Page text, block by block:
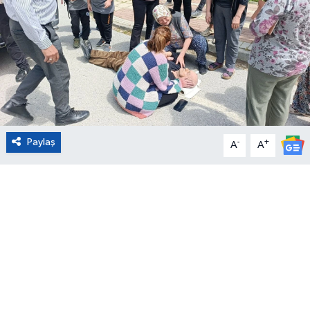
Paylaş A- A+
Eğitim
Sağlık
Magazin
Turizm
Çevre